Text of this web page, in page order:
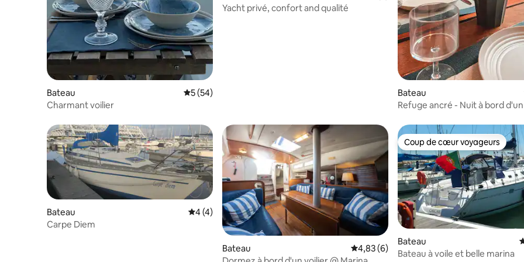
Bateau Évaluation moyenne sur la base de 54 commentaires : 5 sur 5
5 (54)
Charmant voilier
Yacht privé, confort and qualité
Bateau
Refuge ancré - Nuit à bord
Bateau Évaluation moyenne sur la base de 4 commentaires : 4 sur 5
4 (4)
Carpe Diem
Bateau Évaluation moyenne sur la base de 6
4,83 (6)
Coup de cœur voyageurs
Coup de cœur voyageurs
Bateau
Bateau à voile et belle marina